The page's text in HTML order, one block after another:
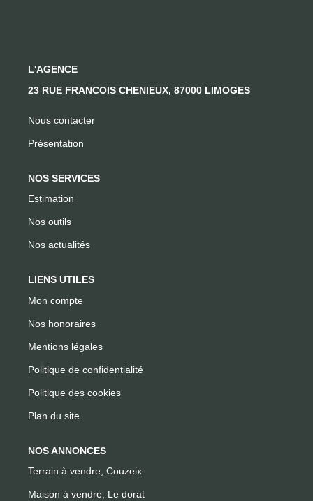
L'AGENCE
23 RUE FRANCOIS CHENIEUX, 87000 LIMOGES
Nous contacter
Présentation
NOS SERVICES
Estimation
Nos outils
Nos actualités
LIENS UTILES
Mon compte
Nos honoraires
Mentions légales
Politique de confidentialité
Politique des cookies
Plan du site
NOS ANNONCES
Terrain à vendre, Couzeix
Maison à vendre, Le dorat